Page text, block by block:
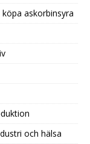
askorbinsyra
och hälsa